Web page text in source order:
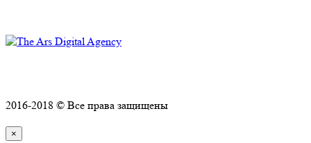
2016-2018 © Все права защищены
×